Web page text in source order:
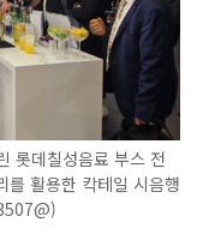
롯데칠성음료 부스 전
를 활용한 칵테일 시음행